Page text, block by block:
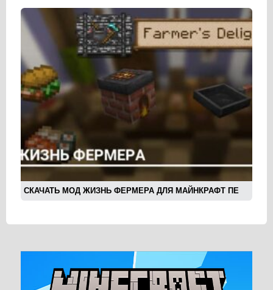
СКАЧАТЬ МОД ЖИЗНЬ ФЕРМЕРА ДЛЯ МАЙНКРАФТ ПЕ